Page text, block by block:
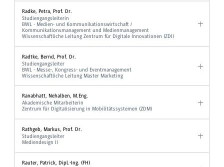
Radke, Petra, Prof. Dr.
Studiengangsleiterin
BWL - Medien- und Kommunikationswirtschaft /
Kommunikationsmanagement und Medienmanagement
Wissenschaftliche Leitung Zentrum für Digitale Innovationen (ZDI)
Radtke, Bernd, Prof. Dr.
Studiengangsleiter
BWL - Messe-, Kongress- und Eventmanagement
Wissenschaftliche Leitung Master Marketing
Ranabhatt, Nehalben, M.Eng.
Akademische Mitarbeiterin
Zentrum für Digitalisierung in Mobilitätssystemen (ZDM)
Rathgeb, Markus, Prof. Dr.
Studiengangsleiter
Mediendesign II
Rauter, Patrick, Dipl.-Ing. (FH)